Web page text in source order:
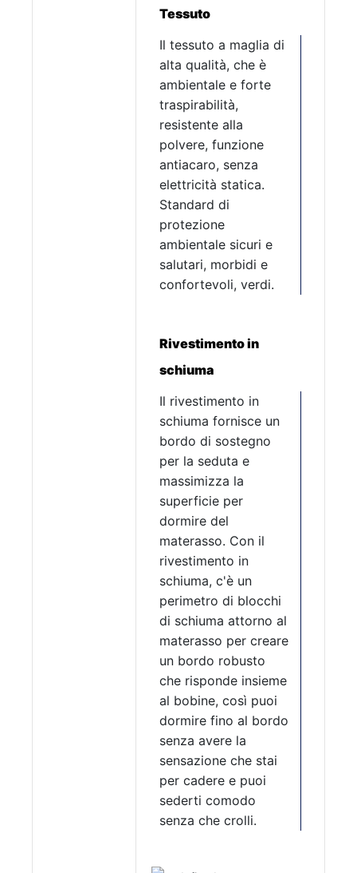
Tessuto
Il tessuto a maglia di
alta qualità, che è
ambientale e forte
traspirabilità,
resistente alla
polvere, funzione
antiacaro, senza
elettricità statica.
Standard di
protezione
ambientale sicuri e
salutari, morbidi e
confortevoli, verdi.
Rivestimento in
schiuma
Il rivestimento in
schiuma fornisce un
bordo di sostegno
per la seduta e
massimizza la
superficie per
dormire del
materasso. Con il
rivestimento in
schiuma, c'è un
perimetro di blocchi
di schiuma attorno al
materasso per creare
un bordo robusto
che risponde insieme
al bobine, così puoi
dormire fino al bordo
senza avere la
sensazione che stai
per cadere e puoi
sederti comodo
senza che crolli.